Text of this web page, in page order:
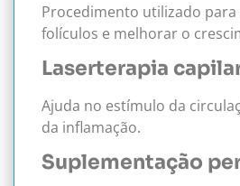
Procedimento utilizado
folículos e melhorar o
Laserterapia
Ajuda no estímulo da
da inflamação.
Suplementação